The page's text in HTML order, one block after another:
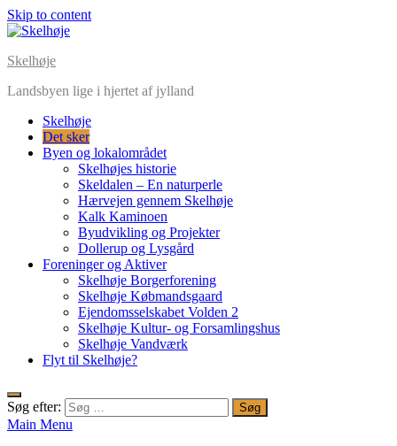
Skip to content
Skelhøje
Landsbyen lige i hjertet af jylland
Skelhøje
Det sker
Byen og lokalområdet
Skelhøjes historie
Skeldalen – En naturperle
Hærvejen gennem Skelhøje
Kalk Kaminoen
Byudvikling og Projekter
Dollerup og Lysgård
Foreninger og Aktiver
Skelhøje Borgerforening
Skelhøje Købmandsgaard
Ejendomsselskabet Volden 2
Skelhøje Kultur- og Forsamlingshus
Skelhøje Vandværk
Flyt til Skelhøje?
Søg efter:
Main Menu